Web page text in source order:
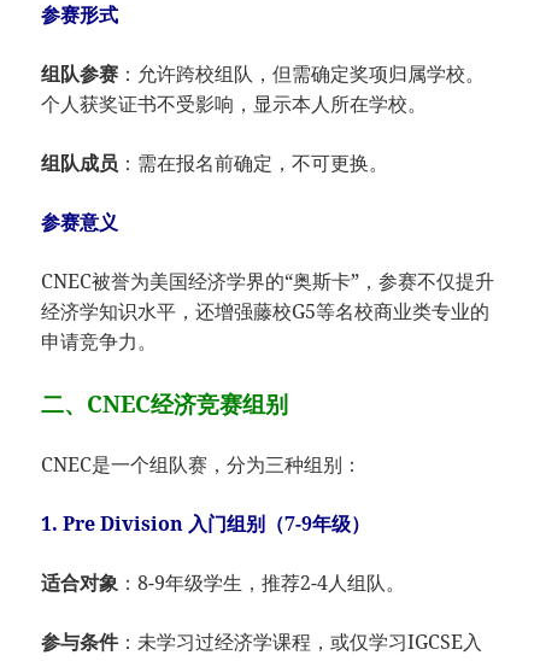
参赛形式
组队参赛 ：允许跨校组队，但需确定奖项归属学校。
个人获奖证书不受影响，显示本人所在学校。
组队成员 ：需在报名前确定，不可更换。
参赛意义
CNEC被誉为美国经济学界的“奥斯卡”，参赛不仅提升
经济学知识水平，还增强藤校G5等名校商业类专业的
申请竞争力。
二、CNEC经济竞赛组别
CNEC是一个组队赛，分为三种组别：
1. Pre Division 入门组别（7-9年级）
适合对象 ：8-9年级学生，推荐2-4人组队。
参与条件：未学习过经济学课程，或仅学习IGCSE入